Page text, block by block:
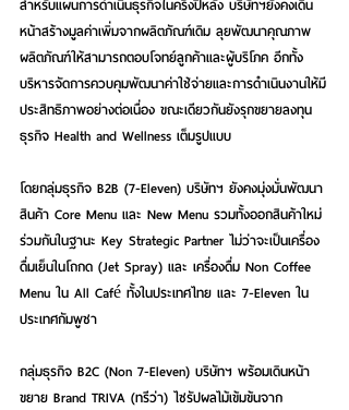
สำหรับแผนการดำเนินธุรกิจในครึ่งปีหลัง บริษัทฯยังคงเดิน
หน้าสร้างมูลค่าเพิ่มจากผลิตภัณฑ์เดิม ลุยพัฒนาคุณภาพ
ผลิตภัณฑ์ให้สามารถตอบโจทย์ลูกค้าและผู้บริโภค อีกทั้ง
บริหารจัดการควบคุมพัฒนาค่าใช้จ่ายและการดำเนินงานให้มี
ประสิทธิภาพอย่างต่อเนื่อง ขณะเดียวกันยังรุกขยายลงทุน
ธุรกิจ Health and Wellness เต็มรูปแบบ
โดยกลุ่มธุรกิจ B2B (7-Eleven) บริษัทฯ ยังคงมุ่งมั่นพัฒนา
สินค้า Core Menu และ New Menu รวมทั้งออกสินค้าใหม่
ร่วมกันในฐานะ Key Strategic Partner ไม่ว่าจะเป็นเครื่อง
ดื่มเย็นในโถกด (Jet Spray) และ เครื่องดื่ม Non Coffee
Menu ใน All Café ทั้งในประเทศไทย และ 7-Eleven ใน
ประเทศกัมพูชา
กลุ่มธุรกิจ B2C (Non 7-Eleven) บริษัทฯ พร้อมเดินหน้า
ขยาย Brand TRIVA (ทรีว่า) ไซรัปผลไม้เข้มข้นจาก